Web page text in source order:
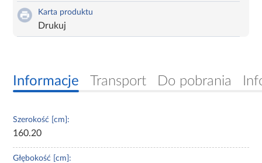
Karta produktu
Drukuj
Informacje Transport Do pobrania
Szerokość [cm]:
160.20
Głębokość [cm]: